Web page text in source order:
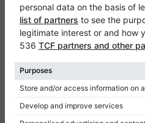
Klaviano
FAQ
Contact
Informatie
Een review schrijven